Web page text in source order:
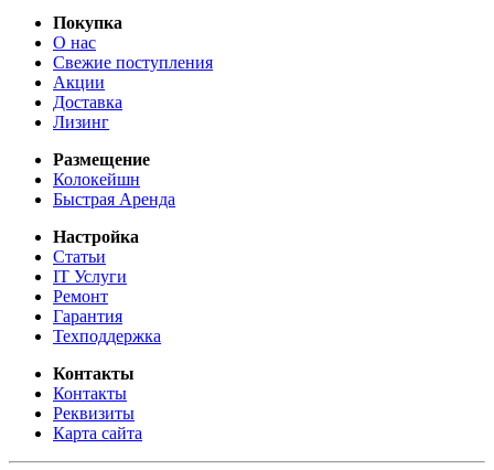
Покупка
О нас
Свежие поступления
Акции
Доставка
Лизинг
Размещение
Колокейшн
Быстрая Аренда
Настройка
Статьи
IT Услуги
Ремонт
Гарантия
Техподдержка
Контакты
Контакты
Реквизиты
Карта сайта